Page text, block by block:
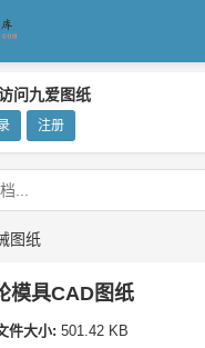
问九爱图纸
注册
图纸
模具CAD图纸
件大小: 501.42 KB